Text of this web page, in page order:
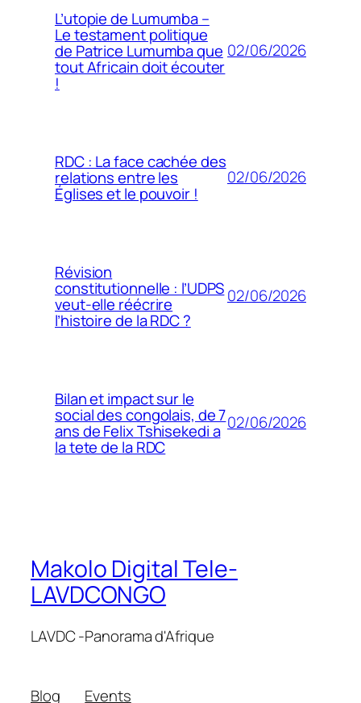
L’utopie de Lumumba –
Le testament politique
de Patrice Lumumba que
tout Africain doit écouter
!
02/06/2026
RDC : La face cachée des
relations entre les
Églises et le pouvoir !
02/06/2026
Révision
constitutionnelle : l’UDPS
veut-elle réécrire
l’histoire de la RDC ?
02/06/2026
Bilan et impact sur le
social des congolais, de 7
ans de Felix Tshisekedi a
la tete de la RDC
02/06/2026
Makolo Digital Tele-
LAVDCONGO
LAVDC -Panorama d'Afrique
Blog Events